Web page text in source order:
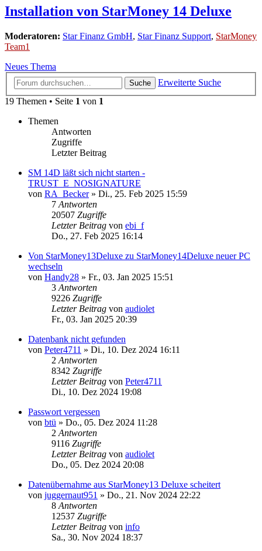
Installation von StarMoney 14 Deluxe
Moderatoren: Star Finanz GmbH, Star Finanz Support, StarMoney
Team1
Neues Thema
Suche
Erweiterte Suche
19 Themen • Seite 1 von 1
Themen
Antworten
Zugriffe
Letzter Beitrag
SM 14D läßt sich nicht starten -
TRUST_E_NOSIGNATURE
von RA_Becker» Di., 25. Feb 2025 15:59
7 Antworten
20507 Zugriffe
Letzter Beitrag von ebi_f
Do., 27. Feb 2025 16:14
Von StarMoney13Deluxe zu StarMoney14Deluxe neuer PC
wechseln
von Handy28 » Fr., 03. Jan 2025 15:51
3 Antworten
9226 Zugriffe
Letzter Beitrag von audiolet
Fr., 03. Jan 2025 20:39
Datenbank nicht gefunden
von Peter4711 » Di., 10. Dez 2024 16:11
2 Antworten
8342 Zugriffe
Letzter Beitrag von Peter4711
Di., 10. Dez 2024 19:08
Passwort vergessen
von btü » Do., 05. Dez 2024 11:28
2 Antworten
9116 Zugriffe
Letzter Beitrag von audiolet
Do., 05. Dez 2024 20:08
Datenübernahme aus StarMoney13 Deluxe scheitert
von juggernaut951 » Do., 21. Nov 2024 22:22
8 Antworten
12537 Zugriffe
Letzter Beitrag von info
Sa., 30. Nov 2024 18:37